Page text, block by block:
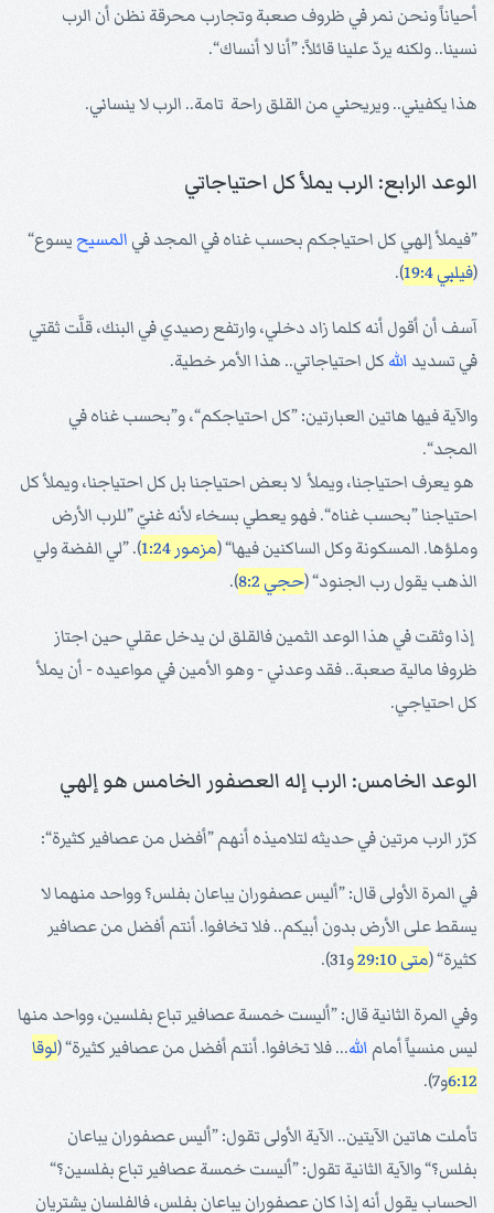
أحياناً ونحن نمر في ظروف صعبة وتجارب محرقة نظن أن الرب
نسينا.. ولكنه يردّ علينا قائلاً: ”أنا لا أنساك“.
هذا يكفيني.. ويريحني من القلق راحة تامة.. الرب لا ينساني.
الوعد الرابع: الرب يملأ كل احتياجاتي
”فيملأ إلهي كل احتياجكم بحسب غناه في المجد في المسيح يسوع“
(فيلبي 19:4 ).
آسف أن أقول أنه كلما زاد دخلي، وارتفع رصيدي في البنك، قلَّت ثقتي
في تسديد الله كل احتياجاتي.. هذا الأمر خطية.
والآية فيها هاتين العبارتين: ”كل احتياجكم“، و”بحسب غناه في
المجد“.
هو يعرف احتياجنا، ويملأ لا بعض احتياجنا بل كل احتياجنا، ويملأ كل
احتياجنا ”بحسب غناه“. فهو يعطي بسخاء لأنه غنيّ ”للرب الأرض
وملؤها. المسكونة وكل الساكنين فيها“ (مزمور 1:24
). ”لي الفضة ولي
الذهب يقول رب الجنود“ (حجي 8:2 ).
إذا وثقت في هذا الوعد الثمين فالقلق لن يدخل عقلي حين اجتاز
ظروفا مالية صعبة.. فقد وعدني - وهو الأمين في مواعيده - أن يملأ
كل احتياجي.
الوعد الخامس: الرب إله العصفور الخامس هو إلهي
كرّر الرب مرتين في حديثه لتلاميذه أنهم ”أفضل من عصافير كثيرة“:
في المرة الأولى قال: ”أليس عصفوران يباعان بفلس؟ وواحد منهما لا
يسقط على الأرض بدون أبيكم.. فلا تخافوا. أنتم أفضل من عصافير
كثيرة“ (متى 29:10 و31).
وفي المرة الثانية قال: ”أليست خمسة عصافير تباع بفلسين، وواحد منها
ليس منسياً أمام الله... فلا تخافوا. أنتم أفضل من عصافير كثيرة“ (لوقا
6:12و7).
تأملت هاتين الآيتين.. الآية الأولى تقول: ”أليس عصفوران يباعان
بفلس؟“ والآية الثانية تقول: ”أليست خمسة عصافير تباع بفلسين؟“
الحساب يقول أنه إذا كان عصفوران يباعان بفلس، فالفلسان يشتريان